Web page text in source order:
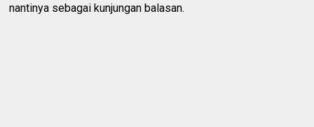
nantinya sebagai kunjungan balasan.